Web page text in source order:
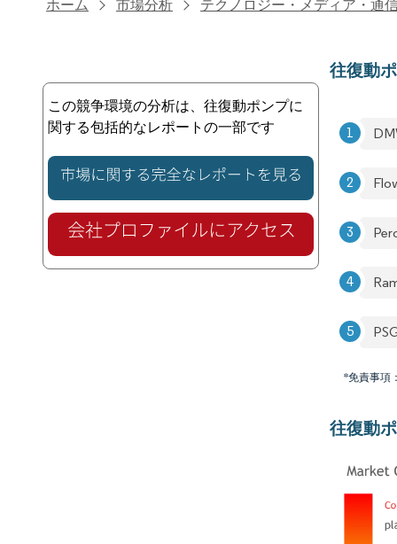
ホーム 市場分析 テクノロジー・メディア・通
この競争環境の分析は、往復動ポンプに
関する包括的なレポートの一部です
往復動
*免責事項
往復動